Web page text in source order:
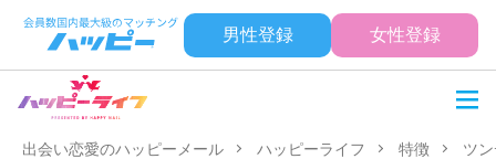
男性登録 女性登録
出会い恋愛のハッピーメール ハッピーライフ 特徴 ツ